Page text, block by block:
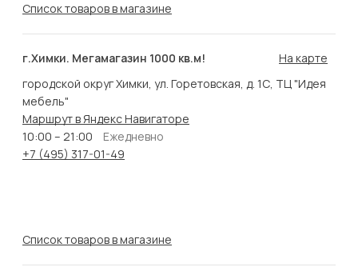
Список товаров в магазине
г.Химки. Мегамагазин 1000 кв.м!
На карте
городской округ Химки, ул. Горетовская, д. 1С, ТЦ "Идея
мебель"
Маршрут в Яндекс Навигаторе
10:00 – 21:00
Ежедневно
+7 (495) 317-01-49
Список товаров в магазине